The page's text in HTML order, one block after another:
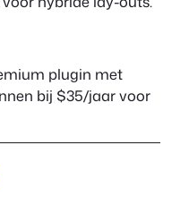
plugin met
bij $35/jaar voor